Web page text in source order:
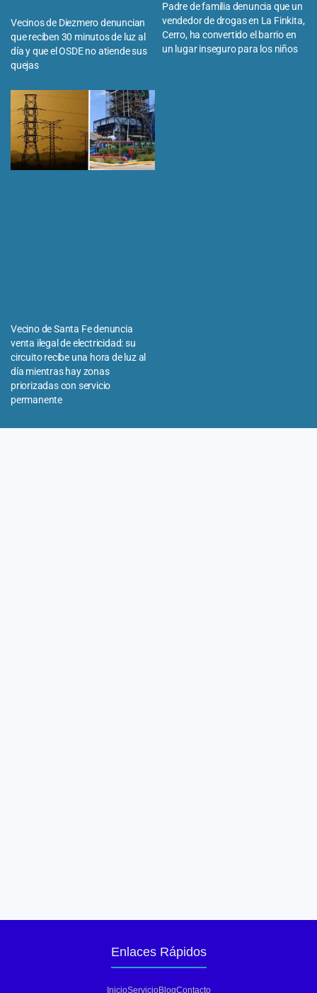
Vecinos de Diezmero denuncian
que reciben 30 minutos de luz al
día y que el OSDE no atiende sus
quejas
Padre de familia denuncia que un
vendedor de drogas en La Finkita,
Cerro, ha convertido el barrio en
un lugar inseguro para los niños
Vecino de Santa Fe denuncia
venta ilegal de electricidad: su
circuito recibe una hora de luz al
día mientras hay zonas
priorizadas con servicio
permanente
Enlaces Rápidos
InicioServicioBlogContacto